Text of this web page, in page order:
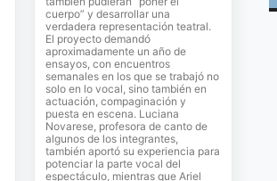
cuerpo” y desarrollar una
verdadera representación teatral.
El proyecto demandó
aproximadamente un año de
ensayos, con encuentros
semanales en los que se trabajó no
solo en lo vocal, sino también en
actuación, compaginación y
puesta en escena. Luciana
Novarese, profesora de canto de
algunos de los integrantes,
también aportó su experiencia para
potenciar la parte vocal del
espectáculo, mientras que Ariel